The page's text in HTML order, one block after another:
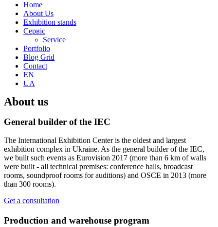
Home
About Us
Exhibition stands
Сервіс
Service
Portfolio
Blog Grid
Contact
EN
UA
About us
General builder of the IEC
The International Exhibition Center is the oldest and largest
exhibition complex in Ukraine. As the general builder of the IEC,
we built such events as Eurovision 2017 (more than 6 km of walls
were built - all technical premises: conference halls, broadcast
rooms, soundproof rooms for auditions) and OSCE in 2013 (more
than 300 rooms).
Get a consultation
Production and warehouse program